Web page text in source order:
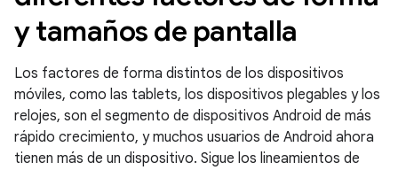
y tamaños de pantalla
Los factores de forma distintos de los dispositivos
móviles, como las tablets, los dispositivos plegables y los
relojes, son el segmento de dispositivos Android de más
rápido crecimiento, y muchos usuarios de Android ahora
tienen más de un dispositivo. Sigue los lineamientos de